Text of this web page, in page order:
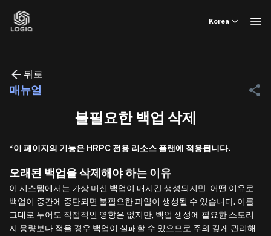
Korea
뒤로
매뉴얼
불필요한 백업 삭제
*이 페이지의 기능은 HRPC 전용 리소스 플랜에 적용됩니다.
오래된 백업을 삭제해야 하는 이유
이 시스템에서는 가상 머신 백업이 매시간 생성되지만, 어떤 이유로
백업이 중간에 중단되면 불필요한 파일이 생성될 수 있습니다. 이를
그대로 두어도 직접적인 영향은 없지만, 백업 생성에 필요한 스토리
지 용량보다 적을 경우 백업이 실패할 수 있으므로 주의 깊게 관리해